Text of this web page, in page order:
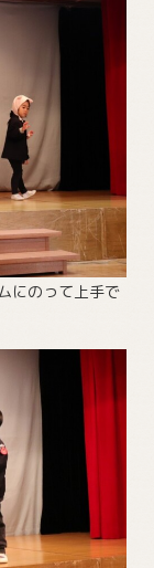
にのって上手で